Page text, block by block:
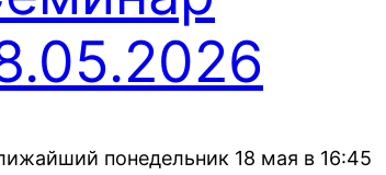
понедельник 18 мая в 16:45